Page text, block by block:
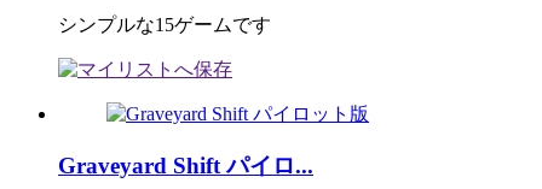
シンプルな15ゲームです
Graveyard Shift パイロ...